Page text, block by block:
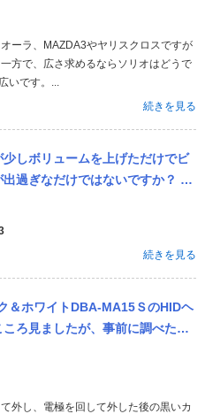
方で、広さ求めるならソリオはどうで
いです。...
続きを見る
しボリュームを上げただけでビ
過ぎなだけではないですか？ 低
低音カット機能があればONにし
続きを見る
＆ホワイトDBA-MA15ＳのHIDヘ
ろ見ましたが、事前に調べたピ
か？ 見当たらないのですが?